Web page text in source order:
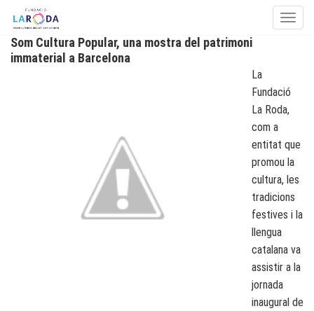
Skip to content
Som Cultura Popular, una mostra del patrimoni
immaterial a Barcelona
La
Fundació
La Roda,
com a
entitat que
promou la
cultura, les
tradicions
festives i la
llengua
catalana va
assistir a la
jornada
inaugural de